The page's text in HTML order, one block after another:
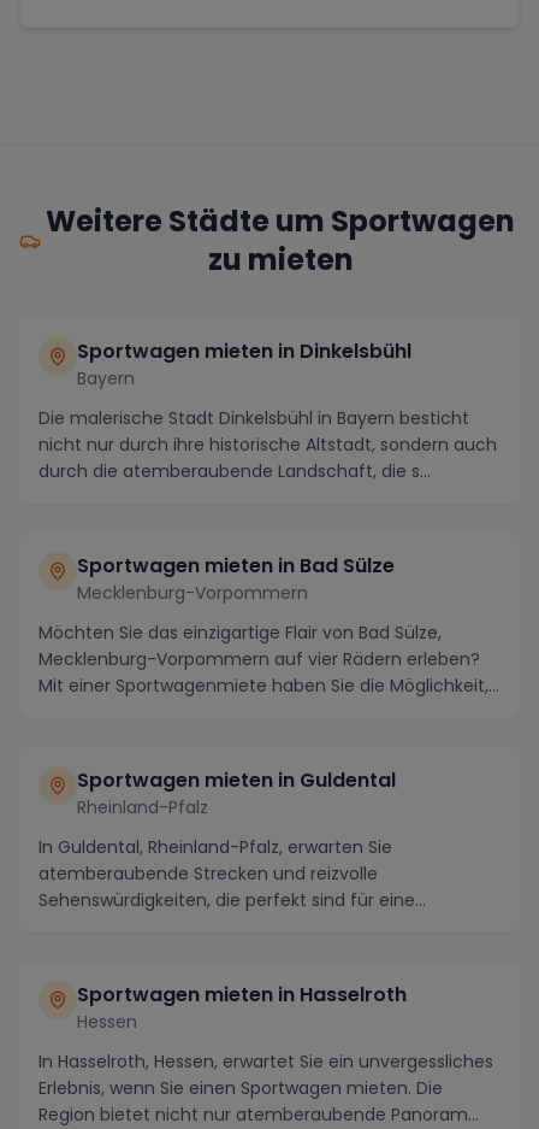
Weitere Städte um Sportwagen
zu mieten
Sportwagen mieten in Dinkelsbühl
Bayern
Die malerische Stadt Dinkelsbühl in Bayern besticht
nicht nur durch ihre historische Altstadt, sondern auch
durch die atemberaubende Landschaft, die s...
Sportwagen mieten in Bad Sülze
Mecklenburg-Vorpommern
Möchten Sie das einzigartige Flair von Bad Sülze,
Mecklenburg-Vorpommern auf vier Rädern erleben?
Mit einer Sportwagenmiete haben Sie die Möglichkeit,...
Sportwagen mieten in Guldental
Rheinland-Pfalz
In Guldental, Rheinland-Pfalz, erwarten Sie
atemberaubende Strecken und reizvolle
Sehenswürdigkeiten, die perfekt sind für eine
Sportwagen mieten in Hasselroth
Hessen
In Hasselroth, Hessen, erwartet Sie ein unvergessliches
Erlebnis, wenn Sie einen Sportwagen mieten. Die
Region bietet nicht nur atemberaubende Panoram...